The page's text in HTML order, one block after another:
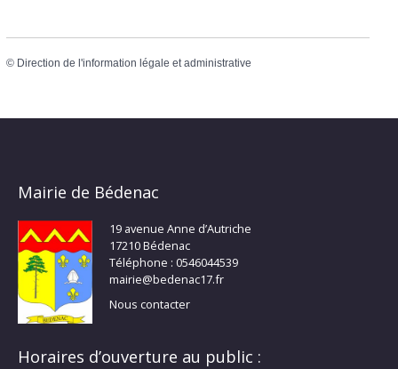
© Direction de l'information légale et administrative
Mairie de Bédenac
19 avenue Anne d’Autriche
17210 Bédenac
Téléphone : 0546044539
mairie@bedenac17.fr
Nous contacter
Horaires d’ouverture au public :